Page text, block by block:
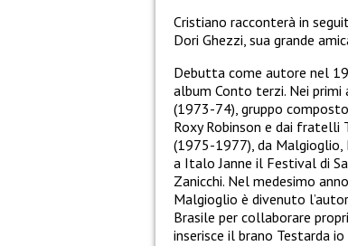
Cristiano racconterà in
Dori Ghezzi, sua grande
Debutta come autore nel
album Conto terzi. Nei
(1973-74), gruppo
Roxy Robinson e dai
(1975-1977), da Malgioglio,
a Italo Janne il Festival di
Zanicchi. Nel medesimo
Malgioglio è divenuto
Brasile per collaborare
inserisce il brano Testarda